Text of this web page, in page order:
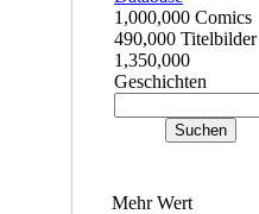
1,000,000 Comics
490,000 Titelbilder
1,350,000
Geschichten
Mehr Wert